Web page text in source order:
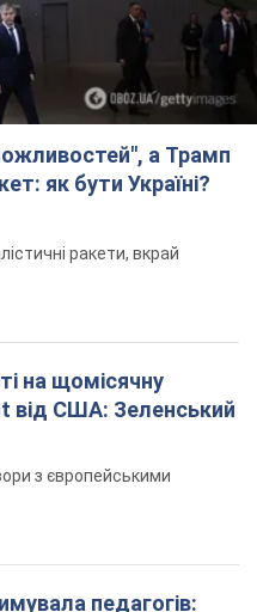
з європейськими
педагогів:
загинула
її чоловік та онук
терору